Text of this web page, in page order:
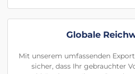
Globale
Mit unserem umfassenden
sicher, dass Ihr gebrauchter